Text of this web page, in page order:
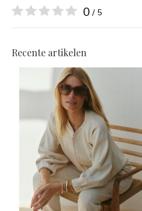
0 / 5
Recente artikelen